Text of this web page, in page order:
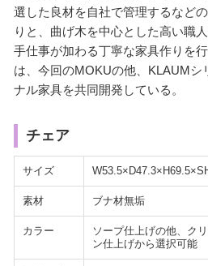
選した良材を自社で管理するなど
りと、曲げ木を中心とした高い職
手仕事が加わる丁寧な家具作りを
は、今回のMOKUの他、KLAUMシ
ナル家具を共同開発している。
チェア
サイズ
素材 ブナ材無垢
カラー
ソープ仕上げの他、ク
ン仕上げから選択可能